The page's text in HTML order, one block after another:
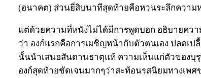
(อนาคต) ส่วนยี่สิบนาทีสุดท้ายคือหวนระลึกความ
แต่ด้วยความที่หนังไม่ได้มีการพูดบอก อธิบายควา
ว่า องก์แรกคือการเผชิญหน้ากับตัวตนเอง ปลดเป
นั้นนำเสนอสันดานธาตุแท้ ความเห็นแก่ตัวของบุรุ
องก์สุดท้ายชัดเจนมากๆว่าสะท้อนรสนิยมทางเพศข